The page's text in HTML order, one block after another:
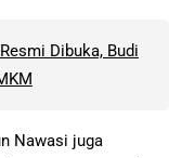
Dibuka, Budi
Nawasi juga